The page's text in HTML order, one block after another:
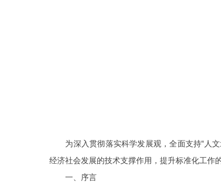
参与调查
为深入贯彻落实科学发展观，全面支持“人
经济社会发展的技术支撑作用，提升标准化工作
一、序言